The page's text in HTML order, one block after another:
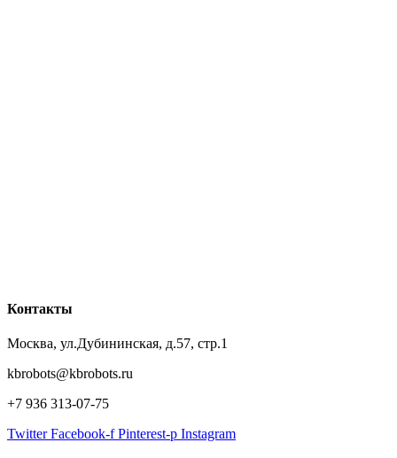
Контакты
Москва, ул.Дубининская, д.57, стр.1
kbrobots@kbrobots.ru
+7 936 313-07-75
Twitter Facebook-f Pinterest-p Instagram